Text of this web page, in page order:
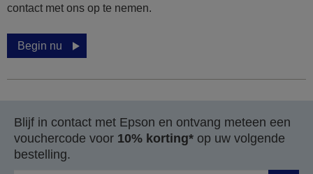
contact met ons op te nemen.
Begin nu
Blijf in contact met Epson en ontvang meteen een
vouchercode voor 10% korting* op uw volgende
bestelling.